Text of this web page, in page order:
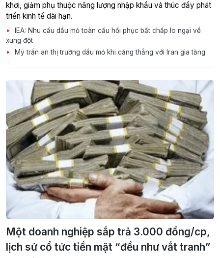
khơi, giảm phụ thuộc năng lượng nhập khẩu và thúc đẩy phát
triển kinh tế dài hạn.
IEA: Nhu cầu dầu mỏ toàn cầu hồi phục bất chấp lo ngại về
xung đột
Mỹ trấn an thị trường dầu mỏ khi căng thẳng với Iran gia tăng
Một doanh nghiệp sắp trả 3.000 đồng/cp,
lịch sử cổ tức tiền mặt “đều như vắt tranh”